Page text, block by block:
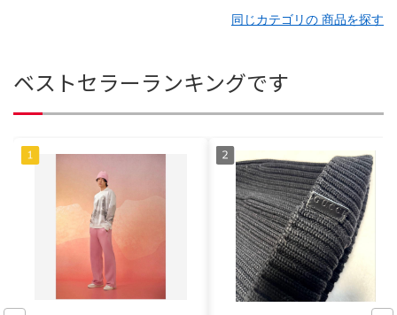
同じカテゴリの 商品を探す
ベストセラーランキングです